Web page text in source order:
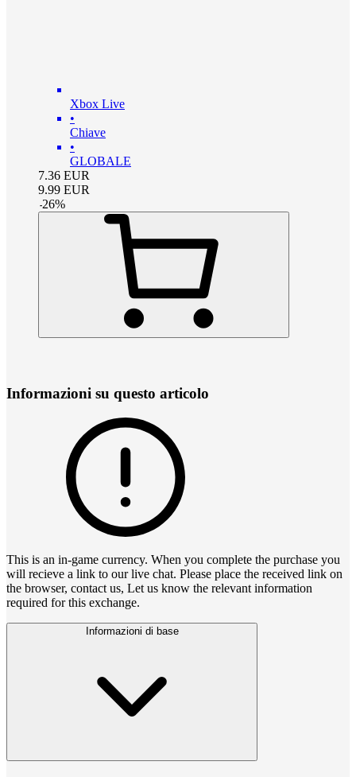
Xbox Live
•
Chiave
•
GLOBALE
7.36 EUR
9.99 EUR
-26%
Informazioni su questo articolo
This is an in-game currency. When you complete the purchase you
will recieve a link to our live chat. Please place the received link on
the browser, contact us, Let us know the relevant information
required for this exchange.
Informazioni di base